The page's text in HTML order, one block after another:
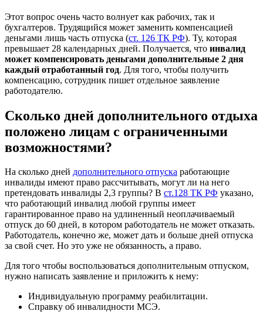
Этот вопрос очень часто волнует как рабочих, так и
бухгалтеров. Трудящийся может заменить компенсацией
деньгами лишь часть отпуска (ст. 126 ТК РФ). Ту, которая
превышает 28 календарных дней. Получается, что инвалид
может компенсировать деньгами дополнительные 2 дня
каждый отработанный год. Для того, чтобы получить
компенсацию, сотрудник пишет отдельное заявление
работодателю.
Сколько дней дополнительного отдыха
положено лицам с ограниченными
возможностями?
На сколько дней дополнительного отпуска работающие
инвалиды имеют право рассчитывать, могут ли на него
претендовать инвалиды 2,3 группы? В ст.128 ТК РФ указано,
что работающий инвалид любой группы имеет
гарантированное право на удлиненный неоплачиваемый
отпуск до 60 дней, в котором работодатель не может отказать.
Работодатель, конечно же, может дать и больше дней отпуска
за свой счет. Но это уже не обязанность, а право.
Для того чтобы воспользоваться дополнительным отпуском,
нужно написать заявление и приложить к нему:
Индивидуальную программу реабилитации.
Справку об инвалидности МСЭ.